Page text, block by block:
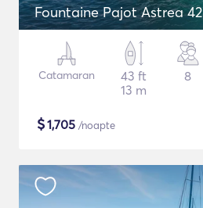
Fountaine Pajot Astrea 42
Catamaran
43 ft
13 m
8
$1,705 /noapte